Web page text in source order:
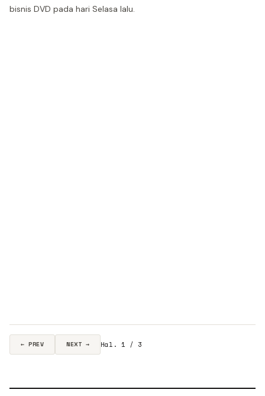
bisnis DVD pada hari Selasa lalu.
← PREV NEXT → Hal. 1 / 3